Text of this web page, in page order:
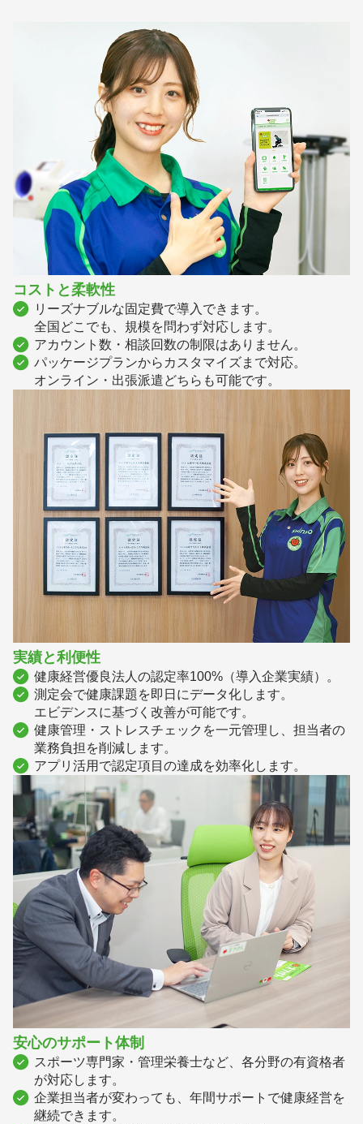
コストと柔軟性
リーズナブルな固定費で導入できます。
全国どこでも、規模を問わず対応します。
アカウント数・相談回数の制限はありません。
パッケージプランからカスタマイズまで対応。
オンライン・出張派遣どちらも可能です。
実績と利便性
健康経営優良法人の認定率100%（導入企業実績）。
測定会で健康課題を即日にデータ化します。
エビデンスに基づく改善が可能です。
健康管理・ストレスチェックを一元管理し、担当者の
業務負担を削減します。
アプリ活用で認定項目の達成を効率化します。
安心のサポート体制
スポーツ専門家・管理栄養士など、各分野の有資格者
が対応します。
企業担当者が変わっても、年間サポートで健康経営を
継続できます。